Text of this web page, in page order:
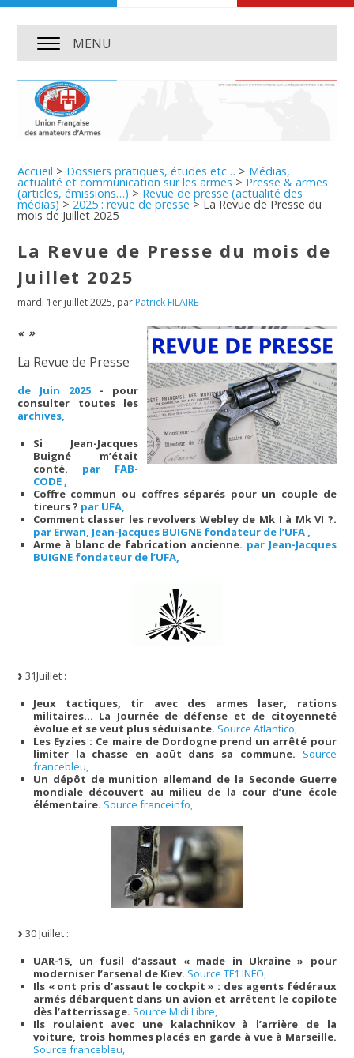
MENU
Accueil > Dossiers pratiques, études etc… > Médias,
actualité et communication sur les armes > Presse & armes
(articles, émissions…) > Revue de presse (actualité des
médias)> 2025 : revue de presse > La Revue de Presse du
mois de Juillet 2025
La Revue de Presse du mois de
Juillet 2025
mardi 1er juillet 2025, par Patrick FILAIRE
La Revue de Presse
de Juin 2025 - pour
consulter toutes les
archives,
Si Jean-Jacques
Buigné m’était
conté. par FAB-
CODE ,
Coffre commun ou coffres séparés pour un couple de
tireurs ? par UFA,
Comment classer les revolvers Webley de Mk I à Mk VI ?.
par Erwan, Jean-Jacques BUIGNE fondateur de l’UFA ,
Arme à blanc de fabrication ancienne. par Jean-Jacques
BUIGNE fondateur de l’UFA,
31Juillet :
Jeux tactiques, tir avec des armes laser, rations
militaires… La Journée de défense et de citoyenneté
évolue et se veut plus séduisante. Source Atlantico,
Les Eyzies : Ce maire de Dordogne prend un arrêté pour
limiter la chasse en août dans sa commune. Source
francebleu,
Un dépôt de munition allemand de la Seconde Guerre
mondiale découvert au milieu de la cour d’une école
élémentaire. Source franceinfo,
30 Juillet :
UAR-15, un fusil d’assaut « made in Ukraine » pour
moderniser l’arsenal de Kiev. Source TF1 INFO,
Ils « ont pris d’assaut le cockpit » : des agents fédéraux
armés débarquent dans un avion et arrêtent le copilote
dès l’atterrissage. Source Midi Libre,
Ils roulaient avec une kalachnikov à l’arrière de la
voiture, trois hommes placés en garde à vue à Marseille.
Source francebleu,